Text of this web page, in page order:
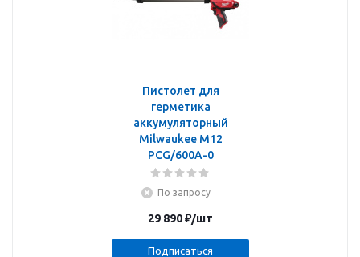
Пистолет для
герметика
аккумуляторный
Milwaukee M12
PCG/600A-0
По запросу
29 890₽/шт
Подписаться